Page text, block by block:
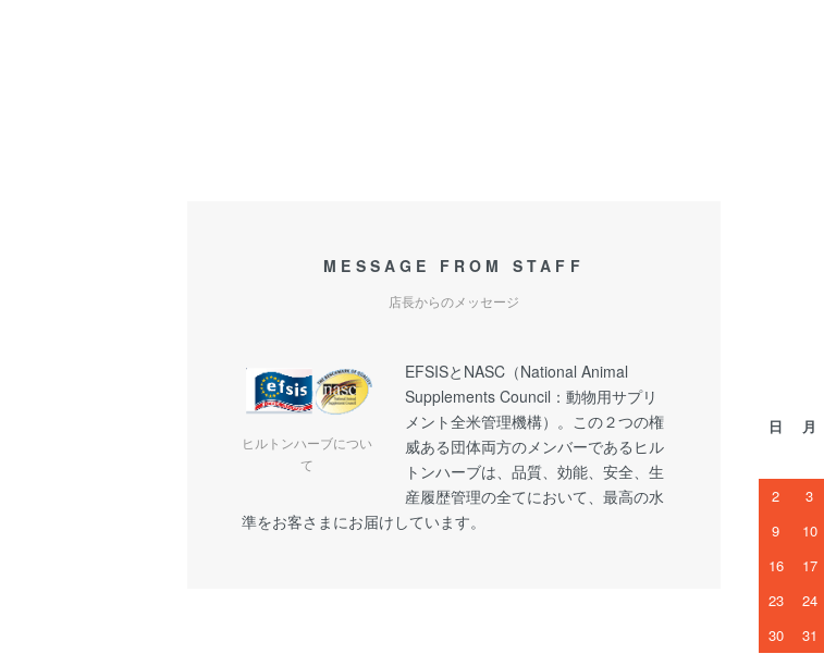
MESSAGE FROM STAFF
店長からのメッセージ
ヒルトンハーブについ
て
EFSISとNASC（National Animal
Supplements Council：動物用サプリ
メント全米管理機構）。この２つの権
威ある団体両方のメンバーであるヒル
トンハーブは、品質、効能、安全、生
産履歴管理の全てにおいて、最高の水
準をお客さまにお届けしています。
日 月
2
3
9
10
16
17
23
24
30
31